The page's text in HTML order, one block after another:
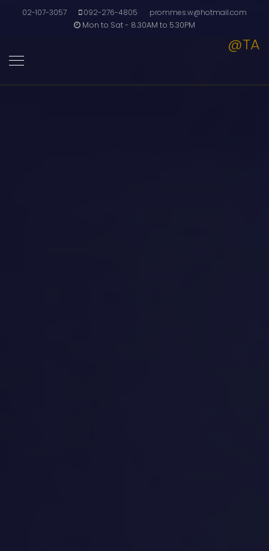
02-107-3057 092-276-4805
prommes.w@hotmail.com
Mon to Sat - 8.30AM to 5.30PM
@TA